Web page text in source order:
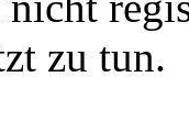
zu tun.